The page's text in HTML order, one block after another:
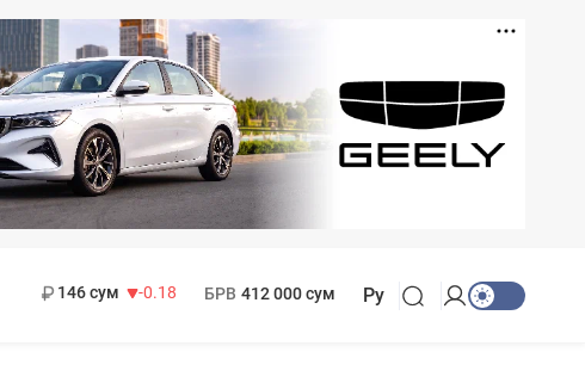
146 сум
-0.18
БРВ 412 000 сум Ру